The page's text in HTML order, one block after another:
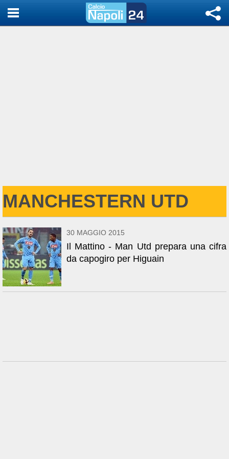
MANCHESTERN UTD
30 MAGGIO 2015
Il Mattino - Man Utd prepara una cifra
da capogiro per Higuain